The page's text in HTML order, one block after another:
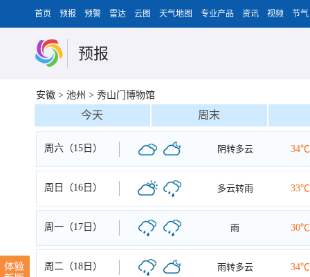
首页 预报 预警 雷达 云图 天气地图 专业产品 资讯 视频 节气
预报
安徽 > 池州 > 秀山门博物馆
今天 周末
周六（15日） 阴转多云 34℃
周日（16日） 多云转雨 33℃
周一（17日） 雨 30℃
周二（18日） 雨转多云 34℃